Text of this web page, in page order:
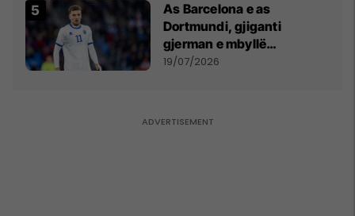
As Barcelona e as
Dortmundi, gjiganti
gjerman e mbyllë
marrëveshjen për Fisnik
19/07/2026